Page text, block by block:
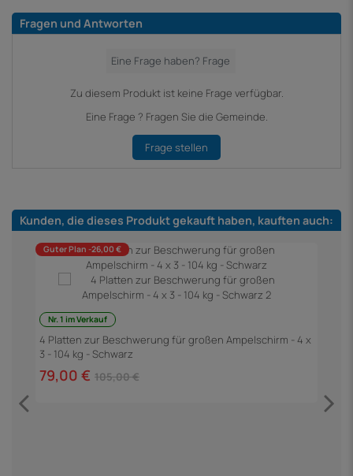
Fragen und Antworten
Zu diesem Produkt ist keine Frage verfügbar.
Eine Frage ? Fragen Sie die Gemeinde.
Frage stellen
Kunden, die dieses Produkt gekauft haben, kauften auch:
Guter Plan -26,00 €
Nr. 1 im Verkauf
4 Platten zur Beschwerung für großen Ampelschirm - 4 x
3 - 104 kg - Schwarz
79,00 € 105,00 €